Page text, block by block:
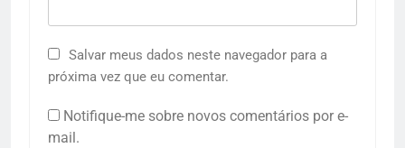
Salvar meus dados neste navegador para a
próxima vez que eu comentar.
Notifique-me sobre novos comentários por e-
mail.